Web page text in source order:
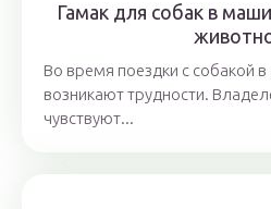
Гамак для собак в
Во время поездки с собакой
возникают трудности.
чувствуют...